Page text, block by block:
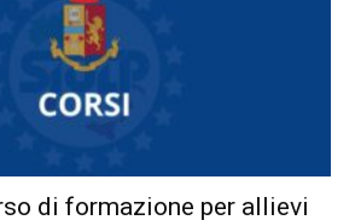
di formazione per allievi